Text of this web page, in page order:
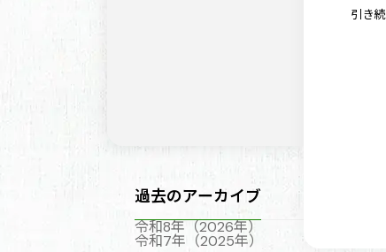
引き
過去のアーカイブ
令和8年（2026年）
令和7年（2025年）